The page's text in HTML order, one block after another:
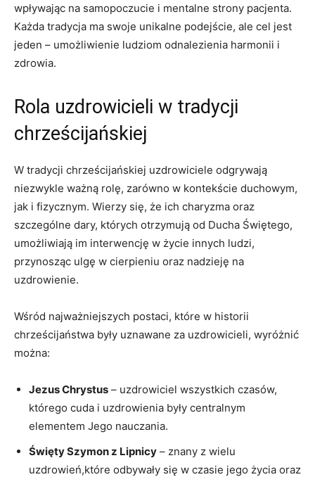
wpływając na samopoczucie i mentalne strony pacjenta.
Każda tradycja ma swoje unikalne podejście, ale cel jest
jeden – umożliwienie ludziom odnalezienia harmonii i
zdrowia.
Rola uzdrowicieli w tradycji
chrześcijańskiej
W tradycji chrześcijańskiej uzdrowiciele odgrywają
niezwykle ważną rolę, zarówno w kontekście duchowym,
jak i fizycznym. Wierzy się, że ich charyzma oraz
szczególne dary, których otrzymują od Ducha Świętego,
umożliwiają im interwencję w życie innych ludzi,
przynosząc ulgę w cierpieniu oraz nadzieję na
uzdrowienie.
Wśród najważniejszych postaci, które w historii
chrześcijaństwa były uznawane za uzdrowicieli, wyróżnić
można:
Jezus Chrystus – uzdrowiciel wszystkich czasów,
którego cuda i uzdrowienia były centralnym
elementem Jego nauczania.
Święty Szymon z Lipnicy – znany z wielu
uzdrowień,które odbywały się w czasie jego życia oraz